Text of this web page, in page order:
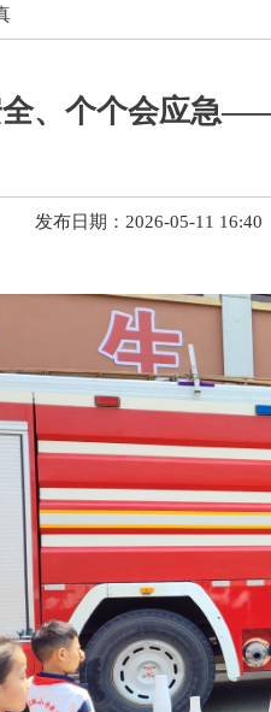
全、个个会应急
发布日期：2026-05-11 16:40